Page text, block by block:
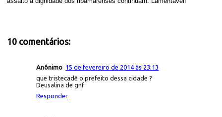
10 comentários:
Anônimo 15 de fevereiro de 2014 às 23:13
que tristecadê o prefeito dessa cidade ?
Deusalina de gnf
Responder